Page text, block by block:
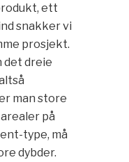
ett
snakker vi
prosjekt.
det dreie
man store
på
type, må
dybder.